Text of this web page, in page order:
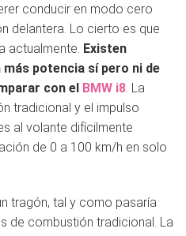
conducir en modo cero
delantera. Lo cierto es que
actualmente. Existen
potencia sí pero ni de
con el BMW i8. La
tradicional y el impulso
al volante difícilmente
de 0 a 100 km/h en solo
tragón, tal y como pasaría
de combustión tradicional. La